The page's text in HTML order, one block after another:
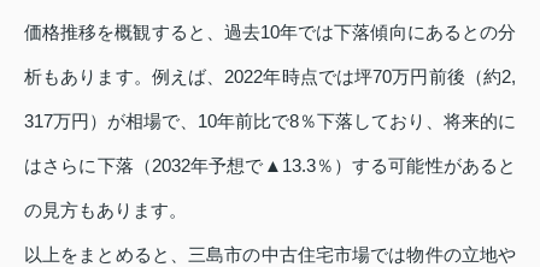
価格推移を概観すると、過去10年では下落傾向にあるとの分
析もあります。例えば、2022年時点では坪70万円前後（約2,
317万円）が相場で、10年前比で8％下落しており、将来的に
はさらに下落（2032年予想で▲13.3％）する可能性があると
の見方もあります。
以上をまとめると、三島市の中古住宅市場では物件の立地や